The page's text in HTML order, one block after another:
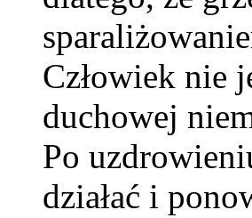
Człowiek nie
duchowej
Po
działać i